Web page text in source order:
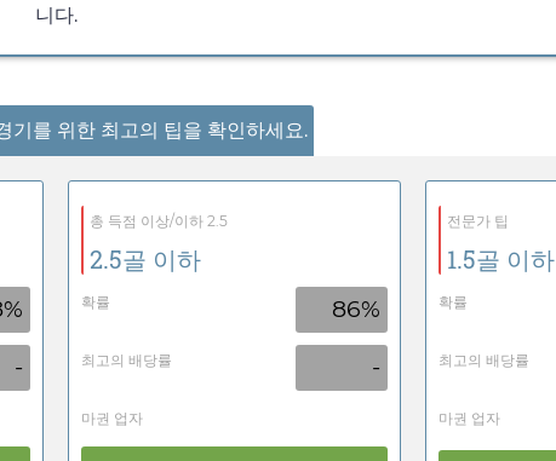
니다.
기를 위한 최고의 팁을 확인하세요.
-
총 득점 이상/이하 2.5
2.5골 이하
확률 86%
최고의 배당률 -
마권 업자
전문가 팁
1.5골 이하
확률
최고의 배당률
마권 업자